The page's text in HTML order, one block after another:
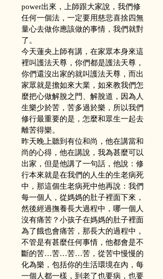
power出來，上師跟大家說，我們修
任何一個法，一定要用慈悲喜捨四無
量心去做你應該做的事情，我們就對
了。
今天蓮央上師有講，在家眾本身來這
裡叫護法天尊，你們都是護法天尊，
你們還沒出家的就叫護法天尊，而出
家眾就是擔如來大業，如來教我們怎
麼把心做解脫之門、解脫道，因為人
生樂少於苦，苦多過於樂，所以我們
修行最重要的是，怎麼和眾生一起去
離苦得樂。
昨天晚上聽到有位和尚，他在講當和
尚的心得，他在講說，我為甚麼可以
出家，但是他講了一句話，他說：修
行本來就是在我們的人生的生老病死
中，那這個生老病死中他再說：我們
每一個人，從媽媽的肚子裡面下來，
然後經過撫養長大過程中，哪一個人
沒有痛苦？小孩子在媽媽的肚子裡面
為了餓也會痛苦，那長大的過程中，
不管是有甚麼任何事情，他都會是不
斷的苦…苦…苦…苦，從苦中慢慢的
化為樂，包括你的生活環境在內，每
一個人都一樣，到老了也要病，也要